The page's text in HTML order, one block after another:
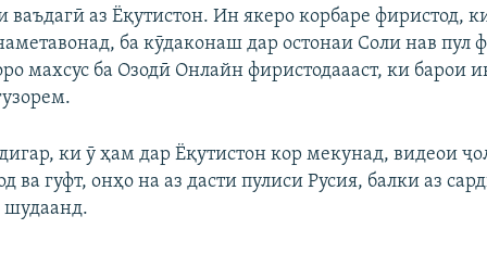
ваъдагӣ аз Ёқутистон. Ин якеро корбаре фиристод,
ба кӯдаконаш дар остонаи Соли нав пул
махсус ба Озодӣ Онлайн фиристодаааст, ки барои
ки ӯ ҳам дар Ёқутистон кор мекунад, видеои
ва гуфт, онҳо на аз дасти пулиси Русия, балки аз
шудаанд.